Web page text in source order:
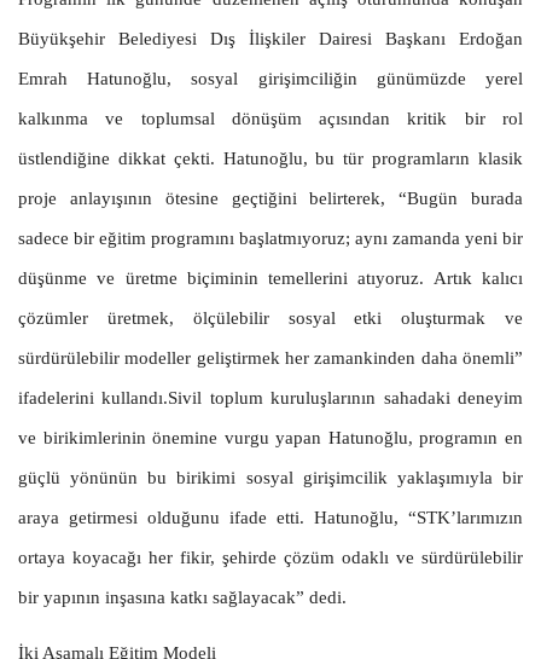
Büyükşehir Belediyesi Dış İlişkiler Dairesi Başkanı Erdoğan
Emrah Hatunoğlu, sosyal girişimciliğin günümüzde yerel
kalkınma ve toplumsal dönüşüm açısından kritik bir rol
üstlendiğine dikkat çekti. Hatunoğlu, bu tür programların klasik
proje anlayışının ötesine geçtiğini belirterek, “Bugün burada
sadece bir eğitim programını başlatmıyoruz; aynı zamanda yeni bir
düşünme ve üretme biçiminin temellerini atıyoruz. Artık kalıcı
çözümler üretmek, ölçülebilir sosyal etki oluşturmak ve
sürdürülebilir modeller geliştirmek her zamankinden daha önemli”
ifadelerini kullandı.Sivil toplum kuruluşlarının sahadaki deneyim
ve birikimlerinin önemine vurgu yapan Hatunoğlu, programın en
güçlü yönünün bu birikimi sosyal girişimcilik yaklaşımıyla bir
araya getirmesi olduğunu ifade etti. Hatunoğlu, “STK’larımızın
ortaya koyacağı her fikir, şehirde çözüm odaklı ve sürdürülebilir
bir yapının inşasına katkı sağlayacak” dedi.
İki Aşamalı Eğitim Modeli